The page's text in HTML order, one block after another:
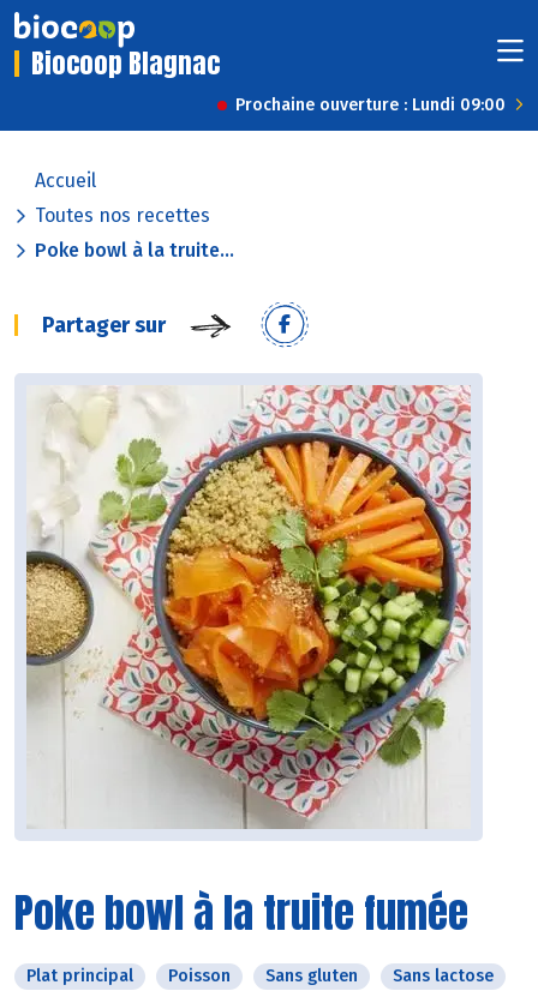
Biocoop Blagnac
Prochaine ouverture : Lundi 09:00
Accueil
Toutes nos recettes
Poke bowl à la truite...
Partager sur
Poke bowl à la truite fumée
Plat principal Poisson Sans gluten
Sans lactose